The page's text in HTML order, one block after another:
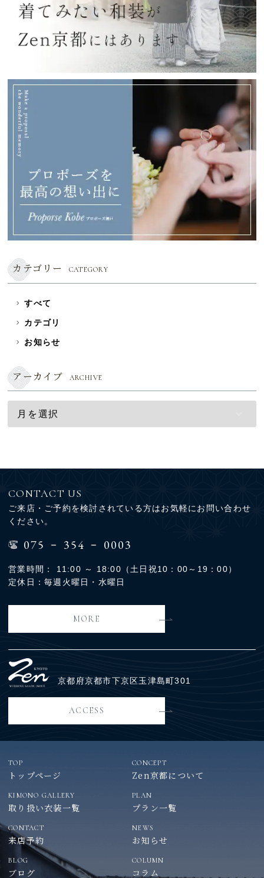
カテゴリー CATEGORY
すべて
カテゴリ
お知らせ
アーカイブ ARCHIVE
CONTACT US
ご来店・ご予約を検討されている方はお気軽にお問い合わせ
ください。
075 - 354 - 0003
営業時間： 11:00 ～ 18:00（土日祝10：00～19：00）
定休日：毎週火曜日・水曜日
MORE
京都府京都市下京区玉津島町301
ACCESS
TOP
トップページ
CONCEPT
Zen京都について
KIMONO GALLERY
取り扱い衣装一覧
PLAN
プラン一覧
CONTACT
来店予約
NEWS
お知らせ
BLOG
ブログ
COLUMN
コラム